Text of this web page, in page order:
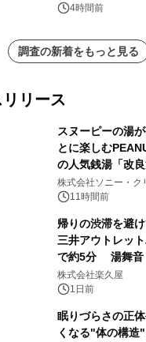
4時間前
調査の新着をもっと見る
リース
スヌーピーの湯
とに楽しむ
の人気銭湯「改
ラボレーション
ボグッズも発売決
株式会社ソニー・ク
11時間前
帰りの渋滞を避
三井アウトレッ
で約5分 湯舞音
メニューを提供
株式会社楽久屋
1日前
眠りづらさの正
くなる"体の構造